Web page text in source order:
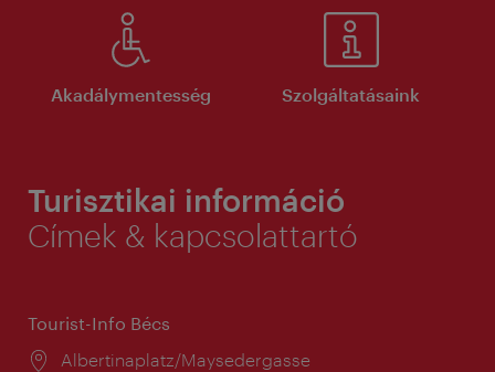
Akadálymentesség Szolgáltatásaink
Turisztikai információ
Címek & kapcsolattartó
Tourist-Info Bécs
Helyszín:
Albertinaplatz/Maysedergasse